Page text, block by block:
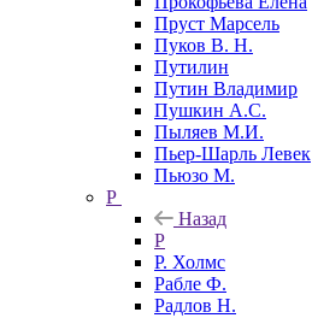
Пруст Марсель
Пуков В. Н.
Путилин
Путин Владимир
Пушкин А.С.
Пыляев М.И.
Пьер-Шарль Левек
Пьюзо М.
Р
Назад
Р
Р. Холмс
Рабле Ф.
Радлов Н.